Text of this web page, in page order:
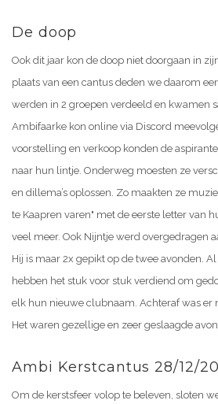
De doop
Ook dit jaar kon de doop niet doorgaan in
plaats van een cantus deden we daarom
werden in 2 groepen verdeeld en kwamen
Ambifaarke kon online via Discord
voorstelling en verkoop konden de
naar hun lintje. Onderweg moesten ze
en dillema’s oplossen. Zo maakten ze
te Kaapren varen" met de eerste letter van
veel meer. Ook Nijntje werd overgedragen
Hij is maar 2x gepikt op de twee avonden.
hebben het stuk voor stuk verdiend om
elk hun nieuwe clubnaam. Achteraf was er
Het waren gezellige en zeer geslaagde
Ambi Kerstcantus 28/12/
Om de kerstsfeer volop te beleven, sloten